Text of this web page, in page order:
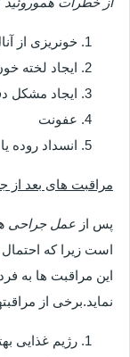
خونریزی از
ایجاد لخته
ایجاد مشکل
عفونت
انسداد روده
مراقبت های بعد
پس از عمل جراحی
است زیرا که
این مراقبت ها به
نماید.برخی از
رژیم غذایی